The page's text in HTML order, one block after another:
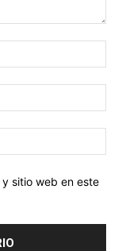
sitio web en este